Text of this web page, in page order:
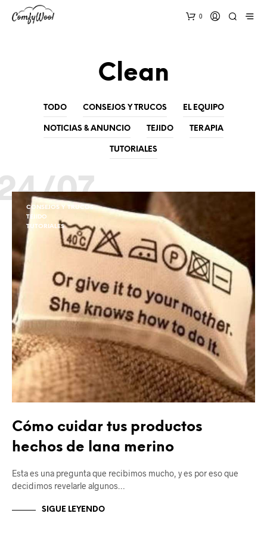
0
Clean
TODO CONSEJOS Y TRUCOS EL EQUIPO
NOTICIAS & ANUNCIO TEJIDO TERAPIA
TUTORIALES
07
CONSEJOS Y TRUCOS
TEJIDO
TUTORIALES
Cómo cuidar tus productos
hechos de lana merino
Esta es una pregunta que recibimos mucho, y es por eso que
decidimos revelarle algunos…
SIGUE LEYENDO